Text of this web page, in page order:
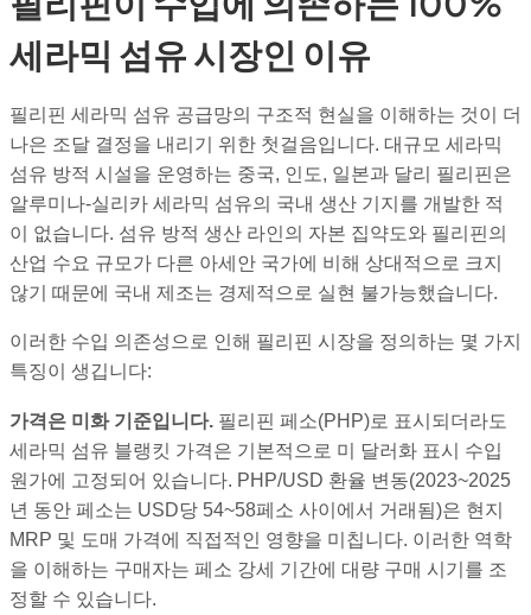
세라믹 섬유 시장인 이유
필리핀 세라믹 섬유 공급망의 구조적 현실을 이해하는 것이 더
나은 조달 결정을 내리기 위한 첫걸음입니다. 대규모 세라믹
섬유 방적 시설을 운영하는 중국, 인도, 일본과 달리 필리핀은
알루미나-실리카 세라믹 섬유의 국내 생산 기지를 개발한 적
이 없습니다. 섬유 방적 생산 라인의 자본 집약도와 필리핀의
산업 수요 규모가 다른 아세안 국가에 비해 상대적으로 크지
않기 때문에 국내 제조는 경제적으로 실현 불가능했습니다.
이러한 수입 의존성으로 인해 필리핀 시장을 정의하는 몇 가지
특징이 생깁니다:
가격은 미화 기준입니다. 필리핀 페소(PHP)로 표시되더라도
세라믹 섬유 블랭킷 가격은 기본적으로 미 달러화 표시 수입
원가에 고정되어 있습니다. PHP/USD 환율 변동(2023~2025
년 동안 페소는 USD당 54~58페소 사이에서 거래됨)은 현지
MRP 및 도매 가격에 직접적인 영향을 미칩니다. 이러한 역학
을 이해하는 구매자는 페소 강세 기간에 대량 구매 시기를 조
정할 수 있습니다.